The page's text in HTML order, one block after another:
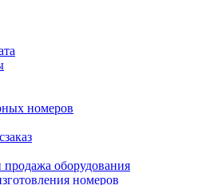
номеров
продажа оборудования
номеров